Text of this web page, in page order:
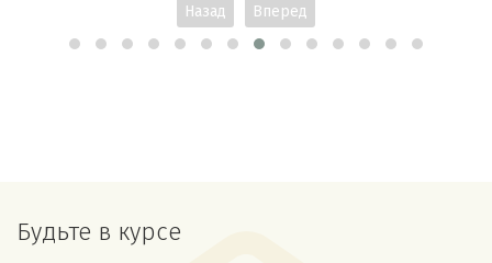
Назад Вперед
Будьте в курсе